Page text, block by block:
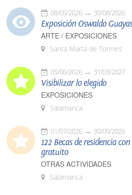
08/05/2026 30/08/2026
Exposición Oswaldo
ARTE / EXPOSICIONES
Santa Marta de Tormes
05/06/2026 31/03/2027
Visibilizar lo elegido
EXPOSICIONES
Salamanca
01/07/2026 30/09/2026
122 Becas de residencia
gratuito
OTRAS ACTIVIDADES
Salamanca